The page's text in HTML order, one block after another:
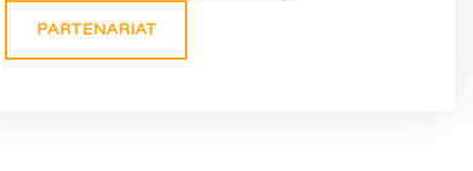
PARTENARIAT